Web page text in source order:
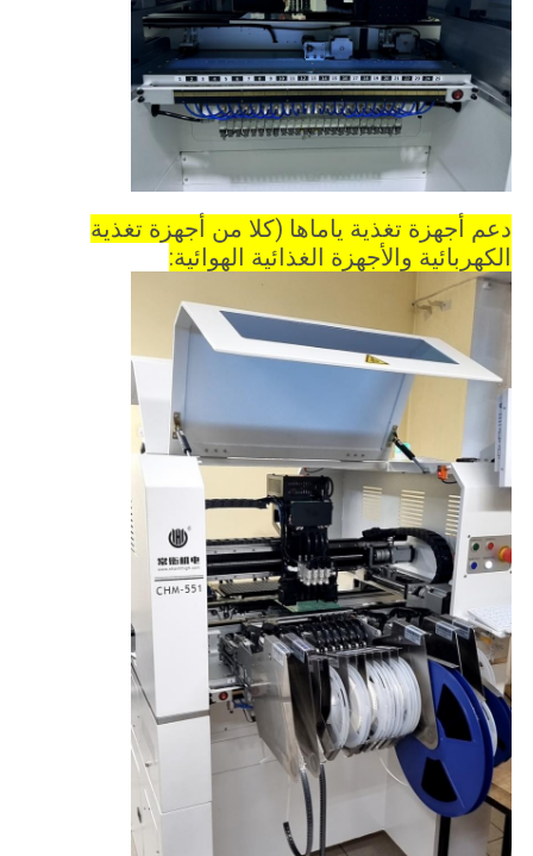
دعم أجهزة تغذية ياماها (كلا من أجهزة تغذية
الكهربائية والأجهزة الغذائية الهوائية: